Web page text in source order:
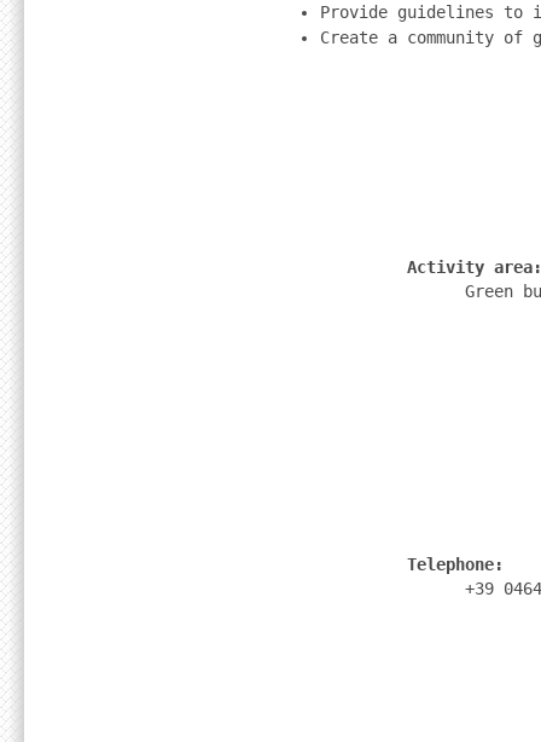
Provide guidelines to
Create a community
Activity
              Telephone: